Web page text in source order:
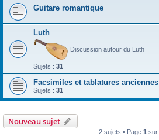
Guitare romantique
Luth
Discussion autour du Luth
Sujets : 31
Facsimiles et tablatures anciennes
Sujets : 31
Nouveau sujet
2 sujets • Page 1 sur